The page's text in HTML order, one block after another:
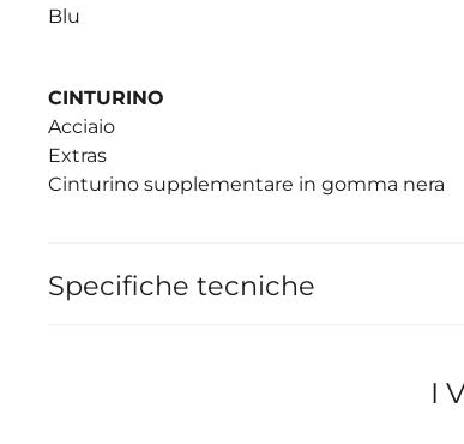
Blu
CINTURINO
Acciaio
Extras
Cinturino supplementare in gomma nera
Specifiche tecniche
I